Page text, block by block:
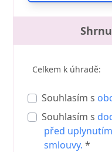
Celkem k úhradě:
Souhlasím s
Souhlasím s
před
smlouvy. *